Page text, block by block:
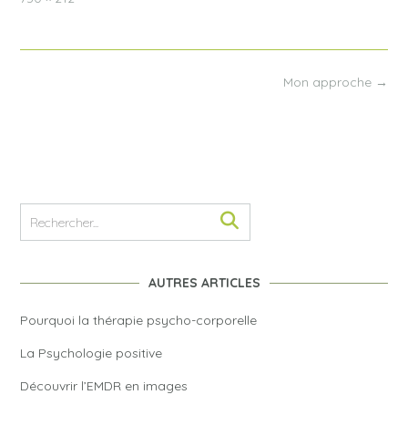
Mon approche →
AUTRES ARTICLES
Pourquoi la thérapie psycho-corporelle
La Psychologie positive
Découvrir l’EMDR en images